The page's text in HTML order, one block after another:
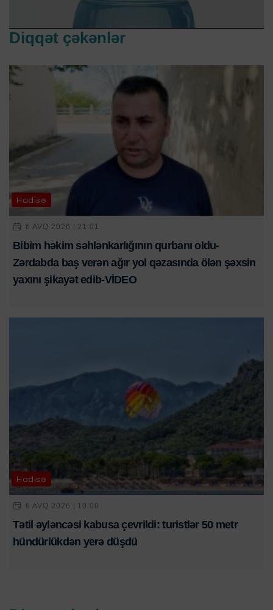
Diqqət çəkənlər
Hadisə
6 AVQ 2026 | 21:01
Bibim həkim səhlənkarlığının qurbanı oldu-
Zərdabda baş verən ağır yol qəzasında ölən şəxsin
yaxını şikayət edib-VİDEO
Hadisə
6 AVQ 2026 | 10:00
Tətil əyləncəsi kabusa çevrildi: turistlər 50 metr
hündürlükdən yerə düşdü